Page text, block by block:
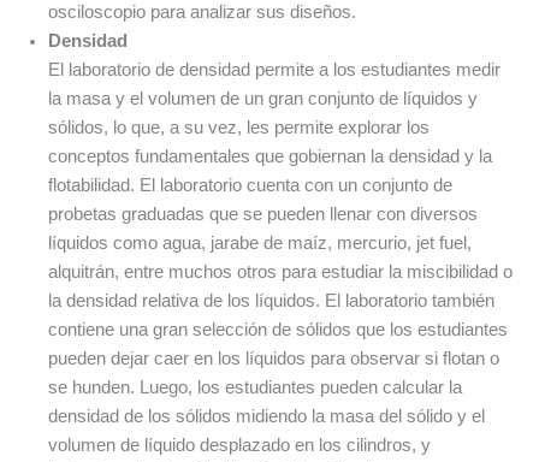
osciloscopio para analizar sus diseños.
Densidad
El laboratorio de densidad permite a los estudiantes medir
la masa y el volumen de un gran conjunto de líquidos y
sólidos, lo que, a su vez, les permite explorar los
conceptos fundamentales que gobiernan la densidad y la
flotabilidad. El laboratorio cuenta con un conjunto de
probetas graduadas que se pueden llenar con diversos
líquidos como agua, jarabe de maíz, mercurio, jet fuel,
alquitrán, entre muchos otros para estudiar la miscibilidad o
la densidad relativa de los líquidos. El laboratorio también
contiene una gran selección de sólidos que los estudiantes
pueden dejar caer en los líquidos para observar si flotan o
se hunden. Luego, los estudiantes pueden calcular la
densidad de los sólidos midiendo la masa del sólido y el
volumen de líquido desplazado en los cilindros, y